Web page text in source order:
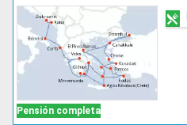
Pensión completa